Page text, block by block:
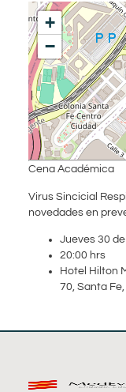
+
−
Cena Académica
Virus Sincicial
novedades en
Jueves 30
20:00 hrs
Hotel Hilton
70, Santa